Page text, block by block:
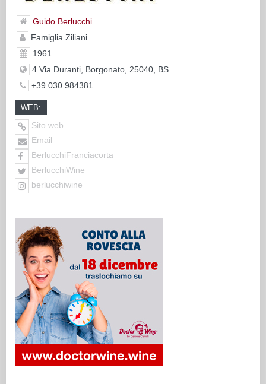
Guido Berlucchi
Famiglia Ziliani
1961
4 Via Duranti, Borgonato, 25040, BS
+39 030 984381
WEB:
Sito web
Email
BerlucchiFranciacorta
BerlucchiWine
berlucchiwine